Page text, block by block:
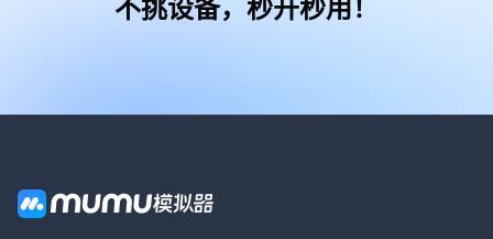
不挑设备，秒开秒用！